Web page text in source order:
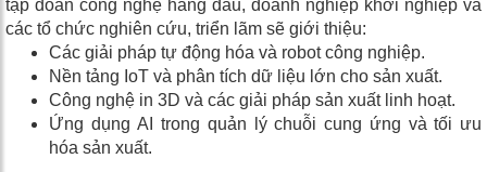
tập đoàn công nghệ hàng đầu, doanh nghiệp khởi nghiệp và
các tổ chức nghiên cứu, triển lãm sẽ giới thiệu:
Các giải pháp tự động hóa và robot công nghiệp.
Nền tảng IoT và phân tích dữ liệu lớn cho sản xuất.
Công nghệ in 3D và các giải pháp sản xuất linh hoạt.
Ứng dụng AI trong quản lý chuỗi cung ứng và tối ưu
hóa sản xuất.